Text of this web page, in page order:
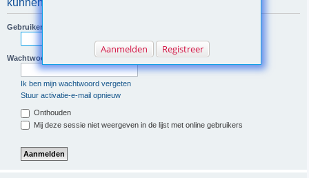
k
Aanmelden Registreer
kunnen bekijken.
Gebruikersnaam:
Wachtwoord:
Ik ben mijn wachtwoord vergeten
Stuur activatie-e-mail opnieuw
Onthouden
Mij deze sessie niet weergeven in de lijst met online gebruikers